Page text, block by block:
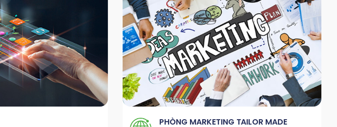
PHÒNG MARKETING TAILOR MADE